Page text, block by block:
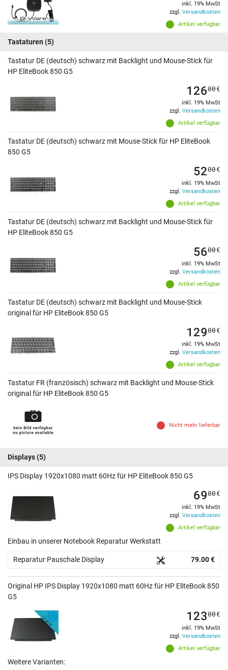
Artikel verfügbar
inkl. 19% MwSt
zzgl. Versandkosten
Tastaturen (5)
Tastatur DE (deutsch) schwarz mit Backlight und Mouse-Stick für
HP EliteBook 850 G5
Artikel verfügbar
12600€
inkl. 19% MwSt
zzgl. Versandkosten
Tastatur DE (deutsch) schwarz mit Mouse-Stick für HP EliteBook
850 G5
Artikel verfügbar
5200€
inkl. 19% MwSt
zzgl. Versandkosten
Tastatur DE (deutsch) schwarz mit Backlight und Mouse-Stick für
HP EliteBook 850 G5
Artikel verfügbar
5600€
inkl. 19% MwSt
zzgl. Versandkosten
Tastatur DE (deutsch) schwarz mit Backlight und Mouse-Stick
original für HP EliteBook 850 G5
Artikel verfügbar
12900€
inkl. 19% MwSt
zzgl. Versandkosten
Tastatur FR (französisch) schwarz mit Backlight und Mouse-Stick
original für HP EliteBook 850 G5
Nicht mehr lieferbar
Displays(5)
IPS Display 1920x1080 matt 60Hz für HP EliteBook 850 G5
Artikel verfügbar
6900€
inkl. 19% MwSt
zzgl. Versandkosten
Einbau in unserer Notebook Reparatur Werkstatt
Reparatur Pauschale Display 79.00 €
Original HP IPS Display 1920x1080 matt 60Hz für HP EliteBook 850
G5
Artikel verfügbar
12300€
inkl. 19% MwSt
zzgl. Versandkosten
Weitere Varianten: